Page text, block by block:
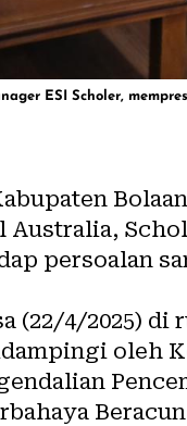
ESI Scholer,
Australia,
persoalan
(22/4/2025)
oleh